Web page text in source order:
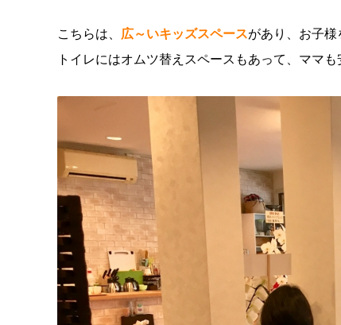
こちらは、 広～いキッズスペースがあり、お子様
トイレにはオムツ替えスペースもあって、ママも